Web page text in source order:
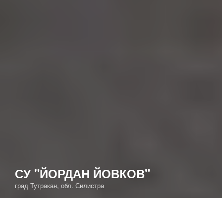
СУ "ЙОРДАН ЙОВКОВ"
град Тутракан, обл. Силистра